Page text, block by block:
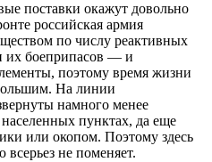
поставки окажут довольно
российская армия
по числу реактивных
их боеприпасов — и
поэтому время жизни
На линии
намного менее
пунктах, да еще
или окопом. Поэтому здесь
не поменяет.